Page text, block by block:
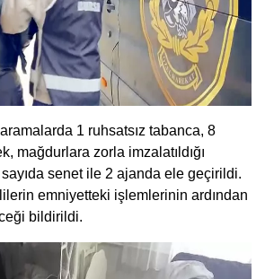
1 ruhsatsız tabanca, 8
mağdurlara zorla imzalatıldığı
senet ile 2 ajanda ele geçirildi.
emniyetteki işlemlerinin ardından
bildirildi.